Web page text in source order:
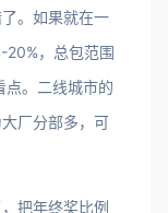
。如果就在一
20%，总包范围
。二线城市的
厂分部多，可
把年终奖比例